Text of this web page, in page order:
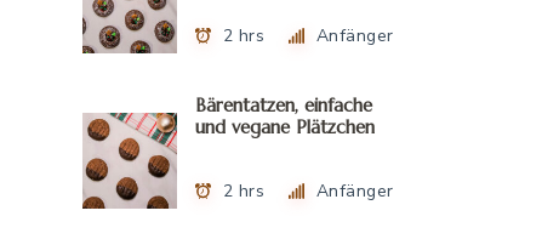
2 hrs Anfänger
Bärentatzen, einfache
und vegane Plätzchen
2 hrs Anfänger